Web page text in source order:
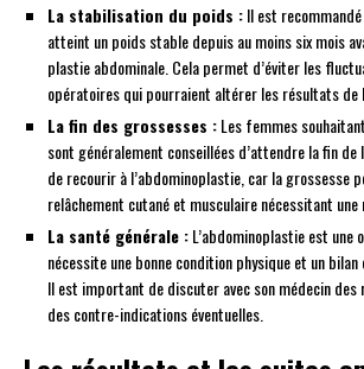
La stabilisation du poids :Il est
atteint un poids stable depuis au moins six mois
plastie abdominale. Cela permet d’éviter les
opératoires qui pourraient altérer les résultats de
La fin des grossesses :Les femmes
sont généralement conseillées d’attendre la fin
de recourir à l’abdominoplastie, car la grossesse
relâchement cutané et musculaire nécessitant une
La santé générale :L’abdominoplastie est une
nécessite une bonne condition physique et un
Il est important de discuter avec son médecin
des contre-indications éventuelles.